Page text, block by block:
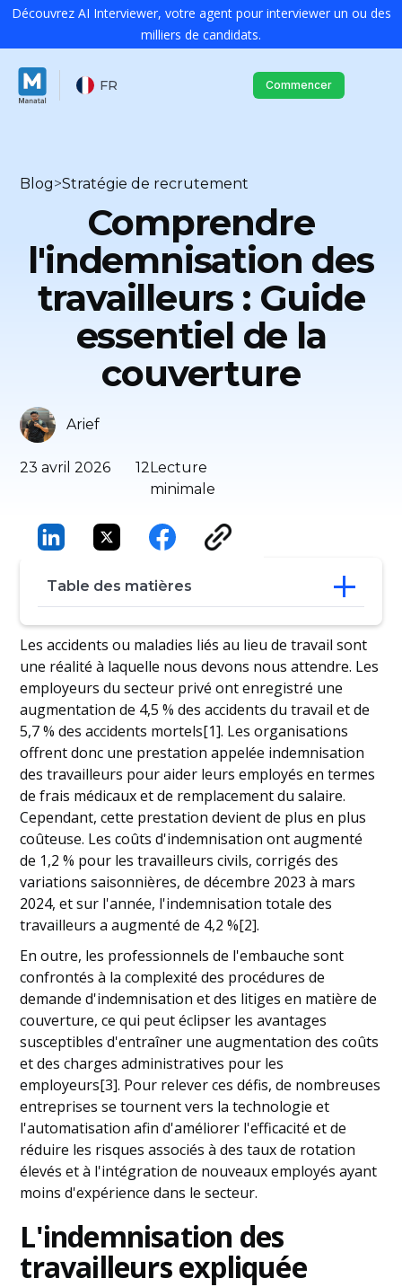
Découvrez AI Interviewer, votre agent pour interviewer un ou des
milliers de candidats.
FR Commencer
Blog>Stratégie de recrutement
Comprendre
l'indemnisation des
travailleurs : Guide
essentiel de la
couverture
23 avril 2026 12Lecture
minimale
Arief
Table des matières
L'indemnisation des travailleurs expliquée
Comment déterminer l'indemnisation
des travailleurs
Types d'indemnisation des travailleurs
Comment fonctionne l'assurance
accidents du travail ?
Prestations d'indemnisation des
travailleurs
Conclusion
Les accidents ou maladies liés au lieu de travail sont
une réalité à laquelle nous devons nous attendre. Les
employeurs du secteur privé ont enregistré une
augmentation de 4,5 % des accidents du travail et de
5,7 % des accidents mortels[1]. Les organisations
offrent donc une prestation appelée indemnisation
des travailleurs pour aider leurs employés en termes
de frais médicaux et de remplacement du salaire.
Cependant, cette prestation devient de plus en plus
coûteuse. Les coûts d'indemnisation ont augmenté
de 1,2 % pour les travailleurs civils, corrigés des
variations saisonnières, de décembre 2023 à mars
2024, et sur l'année, l'indemnisation totale des
travailleurs a augmenté de 4,2 %[2].
En outre, les professionnels de l'embauche sont
confrontés à la complexité des procédures de
demande d'indemnisation et des litiges en matière de
couverture, ce qui peut éclipser les avantages
susceptibles d'entraîner une augmentation des coûts
et des charges administratives pour les
employeurs[3]. Pour relever ces défis, de nombreuses
entreprises se tournent vers la technologie et
l'automatisation afin d'améliorer l'efficacité et de
réduire les risques associés à des taux de rotation
élevés et à l'intégration de nouveaux employés ayant
moins d'expérience dans le secteur.
L'indemnisation des
travailleurs expliquée